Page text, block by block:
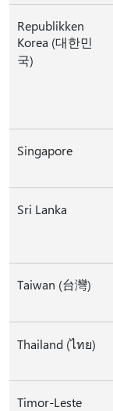
Republikken
Korea (대한민
국)
Singapore
Sri Lanka
Taiwan (台灣)
Thailand (ไทย)
Timor-Leste